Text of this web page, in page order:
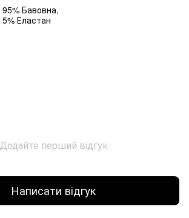
95% Бавовна,
5% Еластан
Додайте перший відгук
Написати відгук